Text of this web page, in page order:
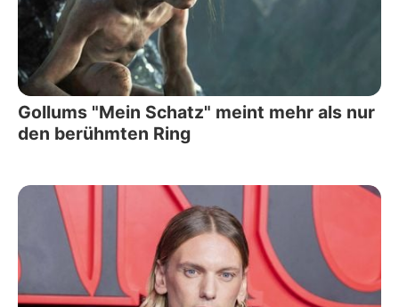
Gollums "Mein Schatz" meint mehr als nur
den berühmten Ring